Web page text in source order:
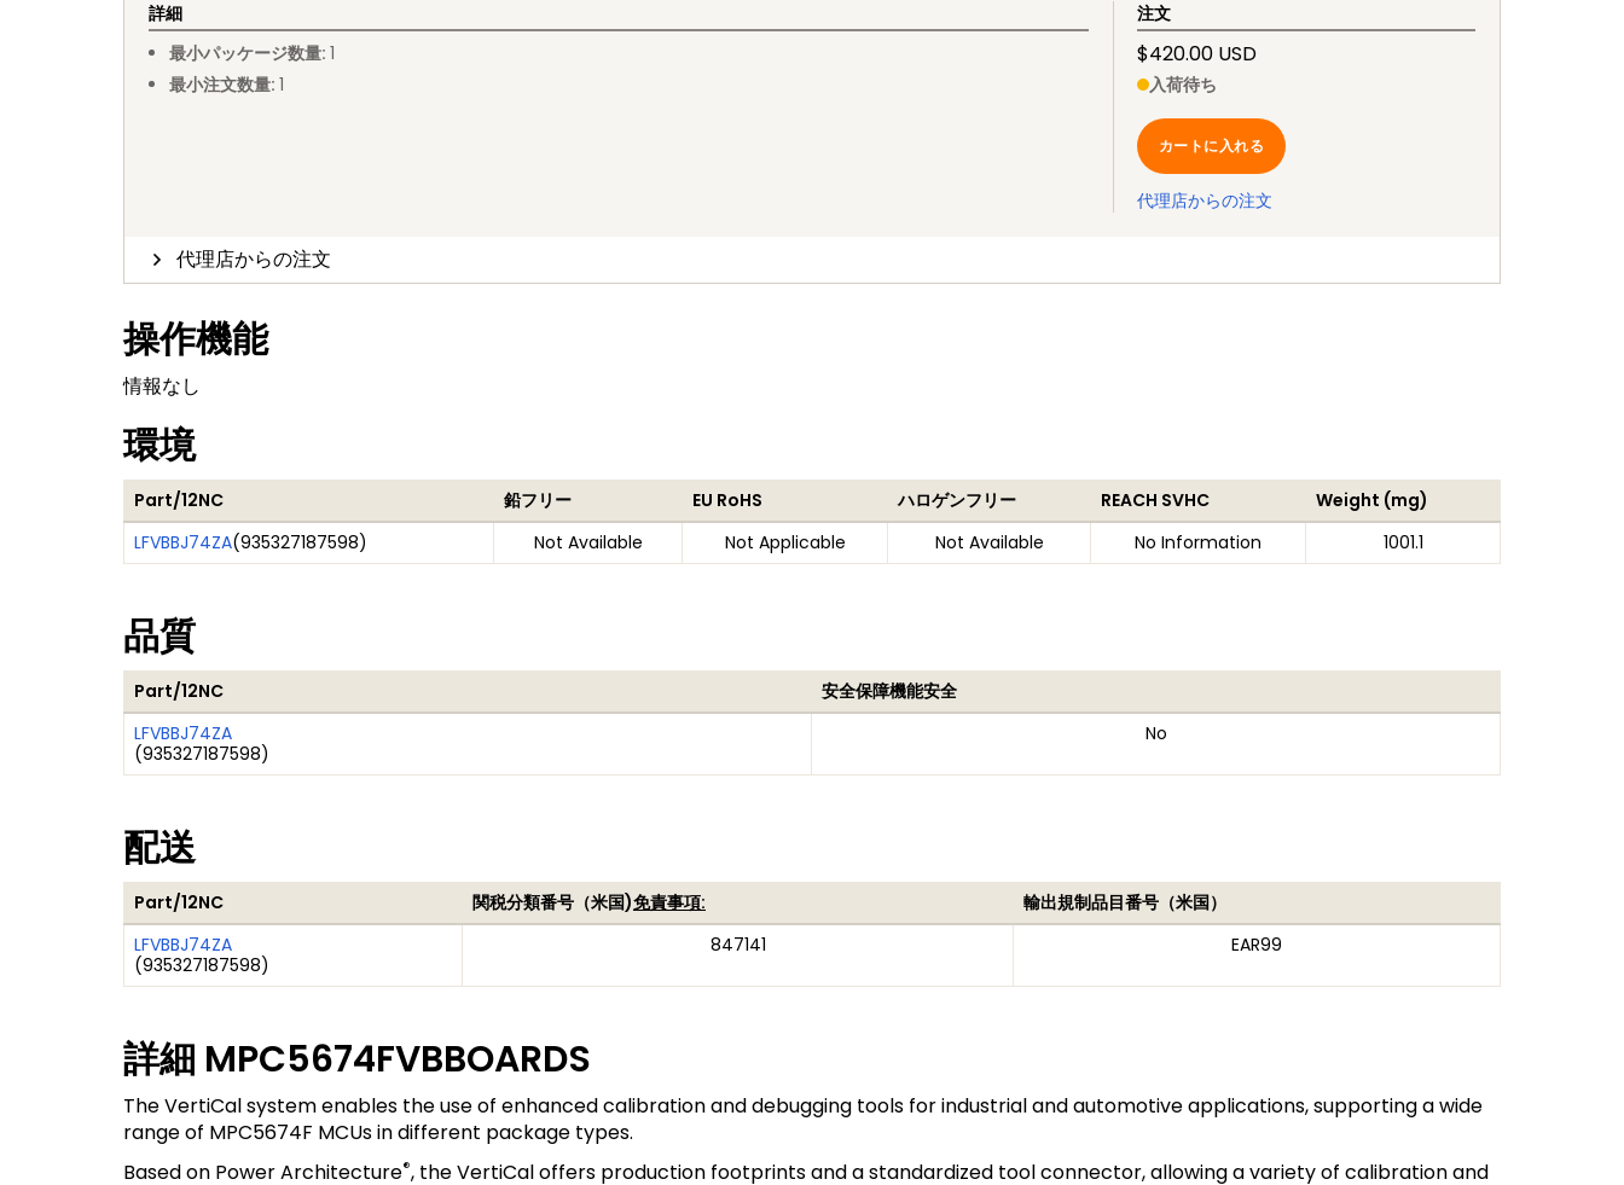
詳細
最小パッケージ数量: 1
最小注文数量: 1
注文
$420.00 USD
入荷待ち
カートに入れる
代理店からの注文
代理店からの注文
操作機能
情報なし
環境
Part/12NC 鉛フリー EU RoHS ハロゲンフリー REACH SVHC
Weight (mg)
LFVBBJ74ZA(935327187598) Not Available Not Applicable Not Available No Information 1001.1
品質
Part/12NC
安全保障機能安全
LFVBBJ74ZA
(935327187598)
No
配送
Part/12NC 関税分類番号（米国)免責事項:
輸出規制品目番号（米国）
LFVBBJ74ZA
(935327187598)
847141 EAR99
詳細 MPC5674FVBBOARDS
The VertiCal system enables the use of enhanced calibration and debugging tools for industrial and automotive applications, supporting a wide
range of MPC5674F MCUs in different package types.
Based on Power Architecture®, the VertiCal offers production footprints and a standardized tool connector, allowing a variety of calibration and